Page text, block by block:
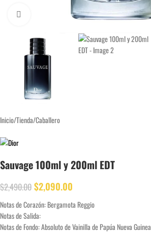
Inicio/Tienda/Caballero
Sauvage 100ml y 200ml EDT
$2,490.00 $2,090.00
Notas de Corazón: Bergamota Reggio
Notas de Salida:
Notas de Fondo: Absoluto de Vainilla de Papúa Nueva Guinea